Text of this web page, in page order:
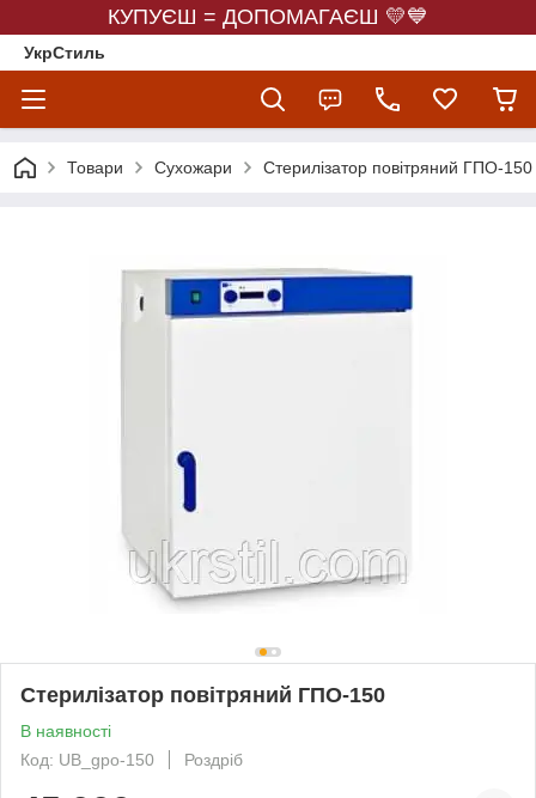
КУПУЄШ = ДОПОМАГАЄШ 💛💙
УкрСтиль
Товари Сухожари Стерилізатор повітряний ГПО-150
Стерилізатор повітряний ГПО-150
В наявності
Код: UB_gpo-150
Роздріб